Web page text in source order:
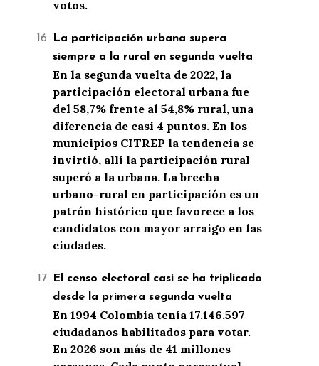
votos.
La participación urbana supera
siempre a la rural en segunda vuelta
En la segunda vuelta de 2022, la
participación electoral urbana fue
del 58,7% frente al 54,8% rural, una
diferencia de casi 4 puntos. En los
municipios CITREP la tendencia se
invirtió, allí la participación rural
superó a la urbana. La brecha
urbano-rural en participación es un
patrón histórico que favorece a los
candidatos con mayor arraigo en las
ciudades.
El censo electoral casi se ha triplicado
desde la primera segunda vuelta
En 1994 Colombia tenía 17.146.597
ciudadanos habilitados para votar.
En 2026 son más de 41 millones